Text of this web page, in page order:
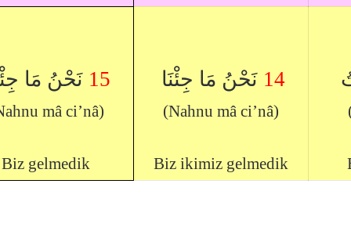
نَحْنُ مَا 15
mâ ci’nâ)
Biz gelmedik
نَحْنُ مَا جِئْنَا 14
(Nahnu mâ ci’nâ)
Biz ikimiz gelmedik